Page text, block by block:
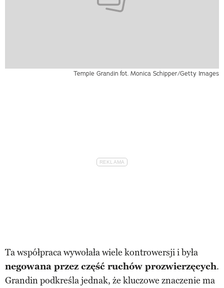
Temple Grandin fot. Monica Schipper/Getty Images
Ta współpraca wywołała wiele kontrowersji i była
negowana przez część ruchów prozwierzęcych.
Grandin podkreśla jednak, że kluczowe znaczenie ma